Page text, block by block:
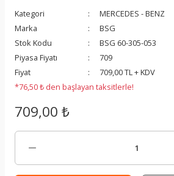
Kategori
MERCEDES - BENZ
Marka
BSG
Stok Kodu
BSG 60-305-053
Piyasa Fiyatı
709
Fiyat
709,00 TL + KDV
*76,50 ₺ den başlayan taksitlerle!
709,00 ₺